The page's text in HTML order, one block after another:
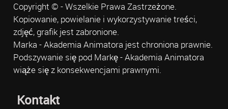
Copyright © - Wszelkie Prawa Zastrzeżone.
Kopiowanie, powielanie i wykorzystywanie treści,
zdjęć, grafik jest zabronione.
Marka - Akademia Animatora jest chroniona prawnie.
Podszywanie się pod Markę - Akademia Animatora
wiąże się z konsekwencjami prawnymi.
Kontakt